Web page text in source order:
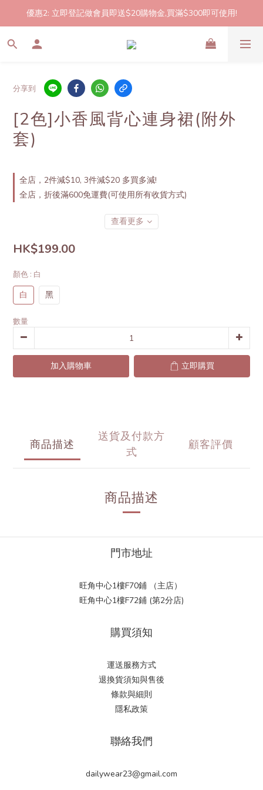
2件起包郵!(反應良好優惠期延長🎉!shop now!)
優惠2: 立即登記做會員即送$20購物金,買滿$300即可使用!
2件起包郵!(反應良好優惠期延長🎉!shop now!)
分享到
[2色]小香風背心連身裙(附外
套)
全店，2件減$10, 3件減$20 多買多減!
全店，折後滿600免運費(可使用所有收貨方式)
查看更多
HK$199.00
顏色 : 白
白 黑
數量
加入購物車 立即購買
商品描述
送貨及付款方
式
顧客評價
商品描述
門市地址
旺角中心1樓F70鋪 （主店）
旺角中心1樓F72鋪 (第2分店)
購買須知
運送服務方式
退換貨須知與售後
條款與細則
隱私政策
聯絡我們
dailywear23@gmail.com